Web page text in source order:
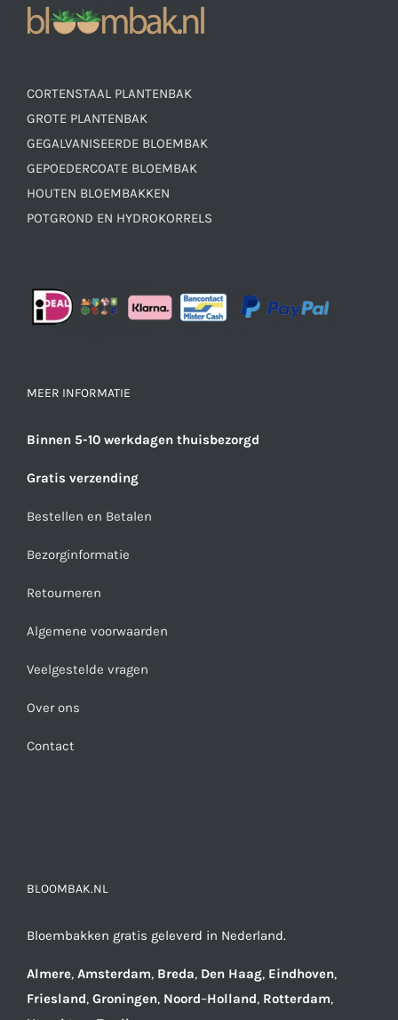
CORTENSTAAL PLANTENBAK
GROTE PLANTENBAK
GEGALVANISEERDE BLOEMBAK
GEPOEDERCOATE BLOEMBAK
HOUTEN BLOEMBAKKEN
POTGROND EN HYDROKORRELS
MEER INFORMATIE
Binnen 5-10 werkdagen thuisbezorgd
Gratis verzending
Bestellen en Betalen
Bezorginformatie
Retourneren
Algemene voorwaarden
Veelgestelde vragen
Over ons
Contact
BLOOMBAK.NL
Bloembakken gratis geleverd in Nederland.
Almere, Amsterdam, Breda, Den Haag, Eindhoven,
Friesland, Groningen, Noord–Holland, Rotterdam,